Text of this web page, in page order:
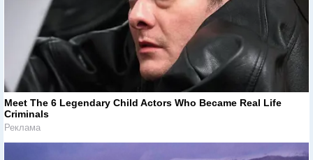
Meet The 6 Legendary Child Actors Who Became Real Life
Criminals
Реклама